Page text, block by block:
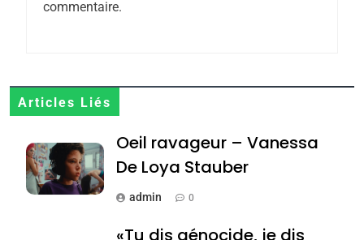
commentaire.
Articles Liés
Oeil ravageur – Vanessa
De Loya Stauber
admin 0
«Tu dis génocide, je dis
Zrihen-Dvir
7
Jacques Hadida
JUDAISME
Maroc : Les amandes de